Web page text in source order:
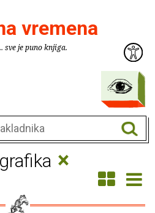
vremena
sve je puno knjiga.
×